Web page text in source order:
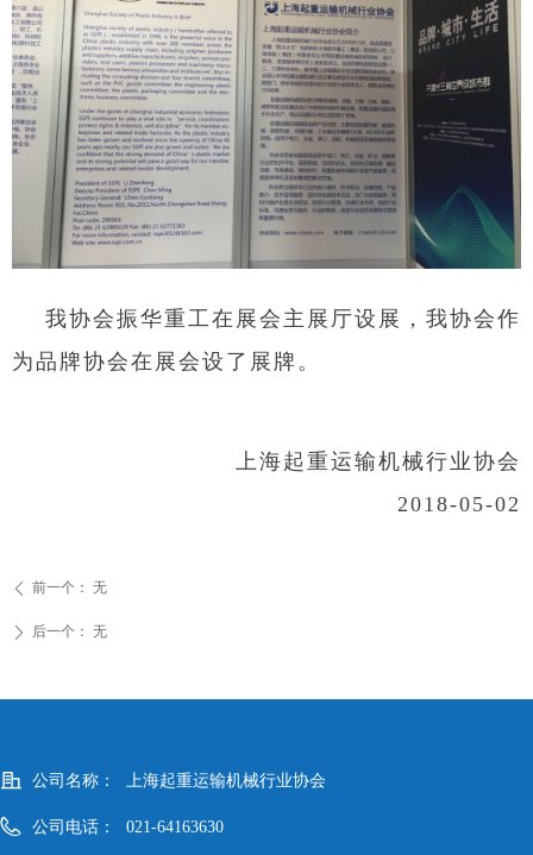
我协会振华重工在展会主展厅设展，我协会作
为品牌协会在展会设了展牌。
上海起重运输机械行业协会
2018-05-02
ꄴ 前一个： 无
ꄲ 后一个： 无
公司名称： 上海起重运输机械行业协会
公司电话： 021-64163630